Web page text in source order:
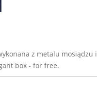
z metalu
box - for free.